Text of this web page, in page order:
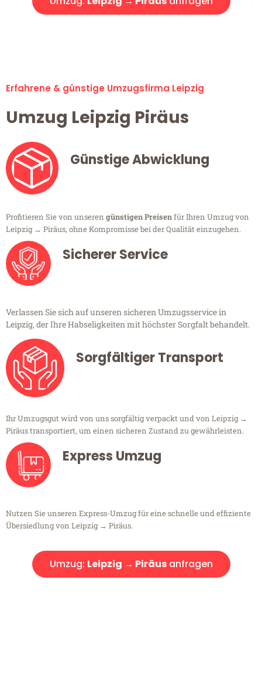
Erfahrene & günstige Umzugsfirma Leipzig
Umzug Leipzig Piräus
Günstige Abwicklung
Profitieren Sie von unseren günstigen Preisenfür Ihren Umzug von
Leipzig → Piräus, ohne Kompromisse bei der Qualität einzugehen.
Sicherer Service
Verlassen Sie sich auf unseren sicheren Umzugsservice in
Leipzig, der Ihre Habseligkeiten mit höchster Sorgfalt behandelt.
Sorgfältiger Transport
Ihr Umzugsgut wird von uns sorgfältig verpackt und von Leipzig →
Piräus transportiert, um einen sicheren Zustand zu gewährleisten.
Express Umzug
Nutzen Sie unseren Express-Umzug für eine schnelle und effiziente
Übersiedlung von Leipzig → Piräus.
Umzug: Leipzig → Piräusanfragen